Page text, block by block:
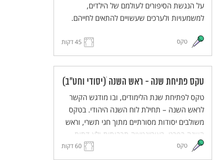
על הנגשת הסיפורים לעולמם של הילדים,
למשמעויות ולערכים שעשויים להתאים לחייהם.
טקס 45 דקות
טקס פתיחת שנה - ראש השנה ׁ(יסודי וחט"ב)
טקס לפתיחת שנת הלימודים, ובו מודגש הקשר
לראש השנה – תחילת לוח השנה היהודי. בטקס
משולבים יסודות מסורתיים מתוך חגי תשרי, וראש
השנה בפרט, באוריינטציה תרבותית ולא דתית.
טקס 60 דקות